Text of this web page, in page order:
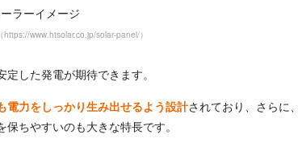
www.htsolar.co.jp/solar-panel/）
した発電が期待できます。
電力をしっかり生み出せるよう設計されており、さらに
ちやすいのも大きな特長です。